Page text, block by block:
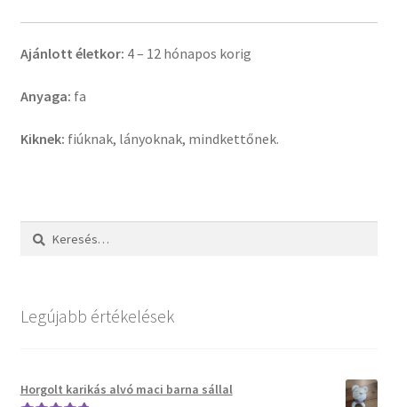
Ajánlott életkor: 4 – 12 hónapos korig
Anyaga: fa
Kiknek: fiúknak, lányoknak, mindkettőnek.
Keresés:
Legújabb értékelések
Horgolt karikás alvó maci barna sállal